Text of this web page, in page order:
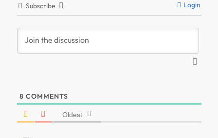
a
r
e
n
a
Subscribe Login
8 COMMENTS
Oldest